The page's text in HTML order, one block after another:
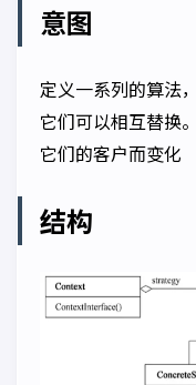
意图
定义一系列的算法
它们可以相互替换
它们的客户而变化
结构